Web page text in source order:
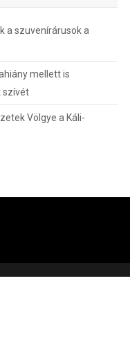
a szuvenírárusok a
mellett is
szívét
Völgye a Káli-